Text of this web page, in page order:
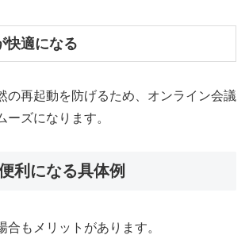
快適になる
の再起動を防げるため、オンライン会議
ーズになります。
利になる具体例
合もメリットがあります。